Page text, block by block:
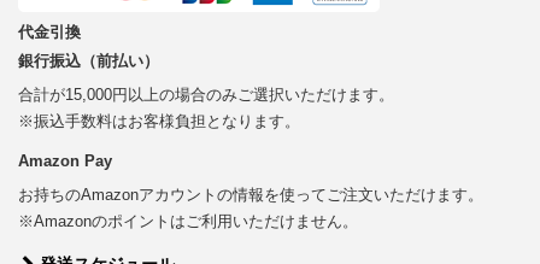
代金引換
銀行振込（前払い）
合計が15,000円以上の場合のみご選択いただけます。
※振込手数料はお客様負担となります。
Amazon Pay
お持ちのAmazonアカウントの情報を使ってご注文いただけます。
※Amazonのポイントはご利用いただけません。